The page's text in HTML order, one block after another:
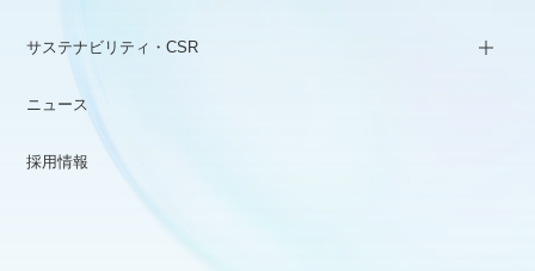
サステナビリティ・CSR
ニュース
採用情報